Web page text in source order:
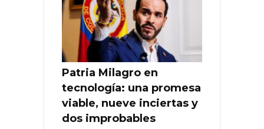
Patria Milagro en
tecnología: una promesa
viable, nueve inciertas y
dos improbables